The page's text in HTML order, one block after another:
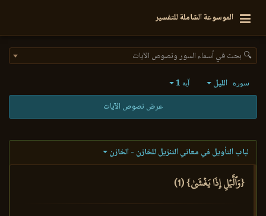
الموسوعة الشاملة للتفسير
🔍 بحث في أسماء السور ونصوص الآيات
سورة الليل آية 1
عرض نصوص الآيات
لباب التأويل في معاني التنزيل للخازن - الخازن
{وَٱلَّيۡلِ إِذَا يَغۡشَىٰ} (1)